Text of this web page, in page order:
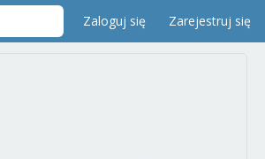
Zaloguj się Zarejestruj się